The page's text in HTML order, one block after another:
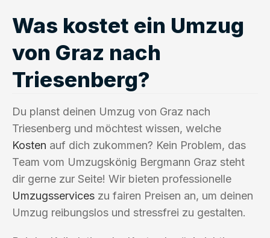
Was kostet ein Umzug
von Graz nach
Triesenberg?
Du planst deinen Umzug von Graz nach
Triesenberg und möchtest wissen, welche
Kosten auf dich zukommen? Kein Problem, das
Team vom Umzugskönig Bergmann Graz steht
dir gerne zur Seite! Wir bieten professionelle
Umzugsservices zu fairen Preisen an, um deinen
Umzug reibungslos und stressfrei zu gestalten.